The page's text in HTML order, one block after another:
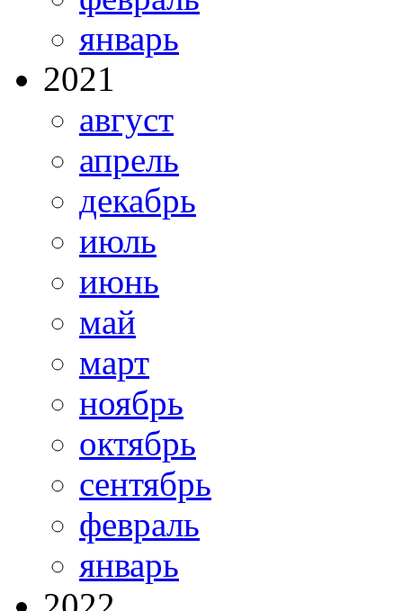
январь
2021
август
апрель
декабрь
июль
июнь
май
март
ноябрь
октябрь
сентябрь
февраль
январь